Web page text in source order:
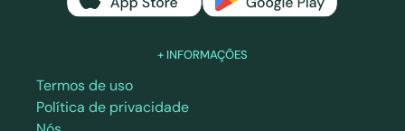
+ INFORMAÇÕES
Termos de uso
Política de privacidade